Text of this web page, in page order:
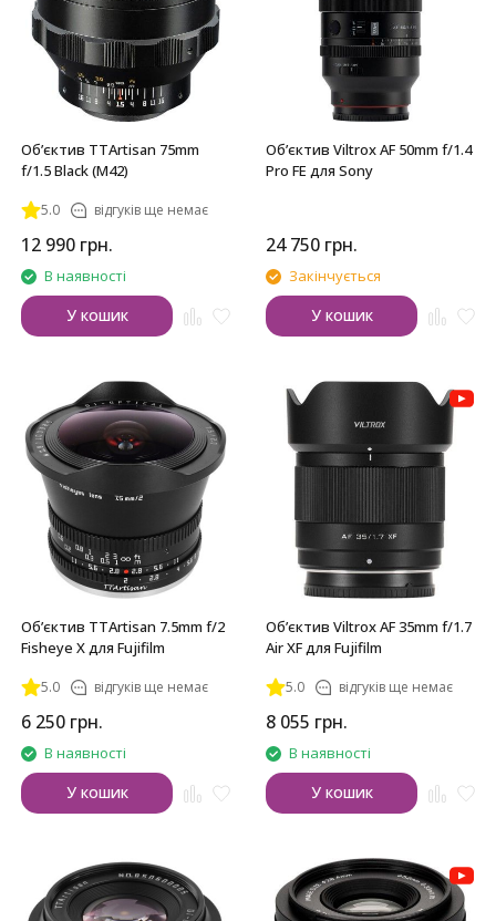
Обʼєктив TTArtisan 75mm
f/1.5 Black (M42)
5.0 відгуків ще немає
12 990 грн.
В наявності
У кошик
Обʼєктив Viltrox AF 50mm f/1.4
Pro FE для Sony
24 750 грн.
Закінчується
У кошик
Обʼєктив TTArtisan 7.5mm f/2
Fisheye X для Fujifilm
5.0 відгуків ще немає
6 250 грн.
В наявності
У кошик
Обʼєктив Viltrox AF 35mm f/1.7
Air XF для Fujifilm
5.0 відгуків ще немає
8 055 грн.
В наявності
У кошик